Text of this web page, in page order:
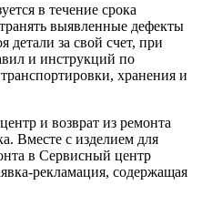
в течение срока
выявленные дефекты
детали за свой счет, при
и инструкций по
хранения и
и возврат из ремонта
Вместе с изделием для
в Сервисный центр
рекламация, содержащая